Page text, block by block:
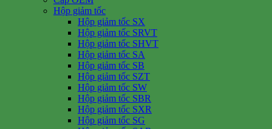
Hộp giảm tốc
Hộp giảm tốc SX
Hộp giảm tốc SRVT
Hộp giảm tốc SHVT
Hộp giảm tốc SA
Hộp giảm tốc SB
Hộp giảm tốc SZT
Hộp giảm tốc SW
Hộp giảm tốc SBR
Hộp giảm tốc SXR
Hộp giảm tốc SG